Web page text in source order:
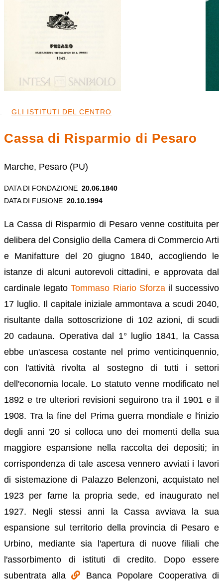
GLI ISTITUTI DEL CENTRO
Cassa di Risparmio di Pesaro
Marche, Pesaro (PU)
DATA DI FONDAZIONE 20.06.1840
DATA DI FUSIONE 20.10.1994
La Cassa di Risparmio di Pesaro venne costituita per
delibera del Consiglio della Camera di Commercio Arti
e Manifatture del 20 giugno 1840, accogliendo le
istanze di alcuni autorevoli cittadini, e approvata dal
cardinale legatoTommaso Riario Sforzail successivo
17 luglio. Il capitale iniziale ammontava a scudi 2040,
risultante dalla sottoscrizione di 102 azioni, di scudi
20 cadauna. Operativa dal 1° luglio 1841, la Cassa
ebbe un'ascesa costante nel primo venticinquennio,
con l'attività rivolta al sostegno di tutti i settori
dell'economia locale. Lo statuto venne modificato nel
1892 e tre ulteriori revisioni seguirono tra il 1901 e il
1908. Tra la fine del Prima guerra mondiale e l'inizio
degli anni '20 si colloca uno dei momenti della sua
maggiore espansione nella raccolta dei depositi; in
corrispondenza di tale ascesa vennero avviati i lavori
di sistemazione di Palazzo Belenzoni, acquistato nel
1923 per farne la propria sede, ed inaugurato nel
1927. Negli stessi anni la Cassa avviava la sua
espansione sul territorio della provincia di Pesaro e
Urbino, mediante sia l'apertura di nuove filiali che
l'assorbimento di istituti di credito. Dopo essere
subentrata alla
Banca Popolare Cooperativa di